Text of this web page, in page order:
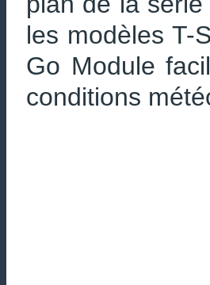
les modèles T-
Go Module
conditions